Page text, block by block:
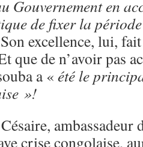
Gouvernement en
de fixer la
excellence, lui,
que de n’avoir pas
a « été le
»!
ambassadeur
crise congolaise,